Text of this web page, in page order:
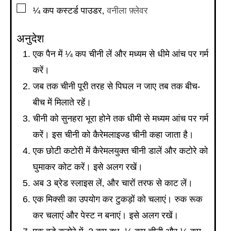
▢
¼ कप कस्टर्ड पाउडर,वनीला फ़्लेवर
अनुदेश
एक पैन में ¼ कप चीनी लें और मध्यम से धीमे आंच पर गर्म
करें।
जब तक चीनी पूरी तरह से पिघल न जाए तब तक बीच-
बीच में मिलाते रहें।
चीनी को सुनहरा भूरा होने तक धीमी से मध्यम आंच पर गर्म
करें। इस चीनी को कैरेमलाइज्ड चीनी कहा जाता है।
एक छोटी कटोरी में कैरेमलयुक्त चीनी डालें और कटोरे को
घुमाकर कोट करें। इसे अलग रखें।
अब 3 ब्रेड स्लाइस लें, और चारों तरफ से काट लें।
एक मिक्सी का उपयोग कर टुकड़ों को चलाएं। रुक रूक
कर चलाएं और पेस्ट न बनाएं। इसे अलग रखें।